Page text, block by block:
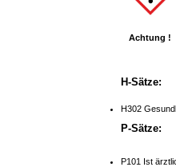
Achtung !
H-Sätze:
H302
P-Sätze:
P101 Ist